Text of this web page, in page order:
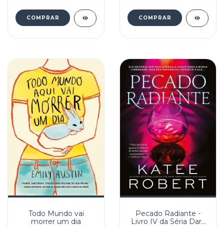
Todo Mundo vai
morrer um dia
Pecado Radiante -
Livro IV da Séria Dark